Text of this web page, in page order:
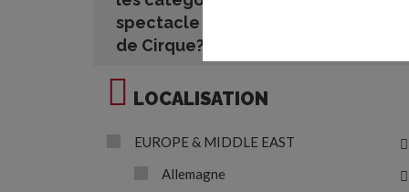
spectacle dans Spectacles
de Cirque?
LOCALISATION
EUROPE & MIDDLE EAST
Allemagne